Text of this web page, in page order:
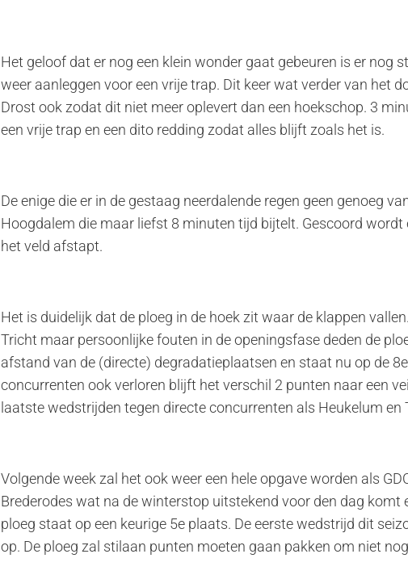
Het geloof dat er nog een klein wonder gaat gebeuren is er nog
weer aanleggen voor een vrije trap. Dit keer wat verder van het
Drost ook zodat dit niet meer oplevert dan een hoekschop. 3
een vrije trap en een dito redding zodat alles blijft zoals het is.
De enige die er in de gestaag neerdalende regen geen genoeg
Hoogdalem die maar liefst 8 minuten tijd bijtelt. Gescoord wordt
het veld afstapt.
Het is duidelijk dat de ploeg in de hoek zit waar de klappen
Tricht maar persoonlijke fouten in de openingsfase deden de
afstand van de (directe) degradatieplaatsen en staat nu op de
concurrenten ook verloren blijft het verschil 2 punten naar een
laatste wedstrijden tegen directe concurrenten als Heukelum en
Volgende week zal het ook weer een hele opgave worden als
Brederodes wat na de winterstop uitstekend voor den dag
ploeg staat op een keurige 5e plaats. De eerste wedstrijd dit
op. De ploeg zal stilaan punten moeten gaan pakken om niet